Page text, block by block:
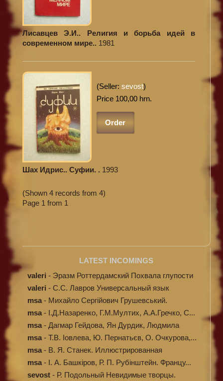
Лисавцев Э.И.. Религия и борьба идей в
современном мире.. 1981
(Seller: sevost)
Price 100,00 hrn.
Order
Шах Идрис.. Суфии. . 1993
(Shown 4 records from 4)
Page 1 from 1
LATEST INCOMINGS
valeri - Эразм Роттердамский Похвала глупости
valeri - C.С. Лавров Универсальный язык
программи...
msa - Михайло Сергійович Грушевський.
Ілюстров...
msa - І.Д.Назаренко, Г.М.Мултих, А.А.Гречко, С...
msa - Дагмар Гейдова, Ян Дурдик, Людмила
Кибал...
msa - Т.В. Іовлева, Ю. Пернатьєв, О. Очкурова,...
msa - В. Я. Станек. Иллюстрированная
энциклопе...
msa - І. А. Башкіров, Р. П. Рубінштейн. Францу...
sevost - Р. Подольный Невидимые творцы.